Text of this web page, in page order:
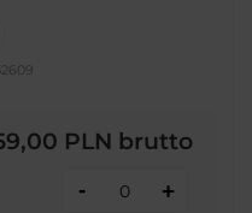
PLN brutto
- +